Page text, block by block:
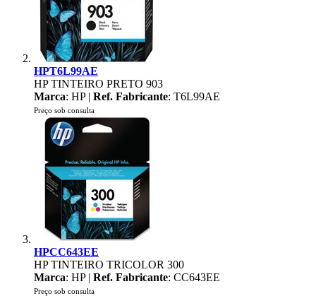
HPT6L99AE
HP TINTEIRO PRETO 903
Marca: HP | Ref. Fabricante: T6L99AE
Preço sob consulta
HPCC643EE
HP TINTEIRO TRICOLOR 300
Marca: HP | Ref. Fabricante: CC643EE
Preço sob consulta